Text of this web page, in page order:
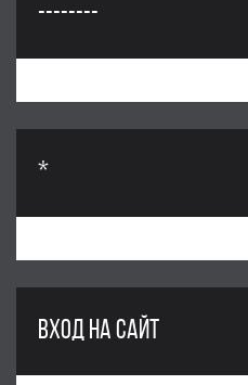
--------
*
ВХОД НА САЙТ